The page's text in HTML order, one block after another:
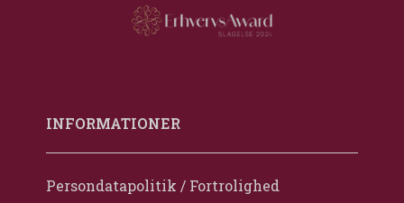
INFORMATIONER
Persondatapolitik / Fortrolighed